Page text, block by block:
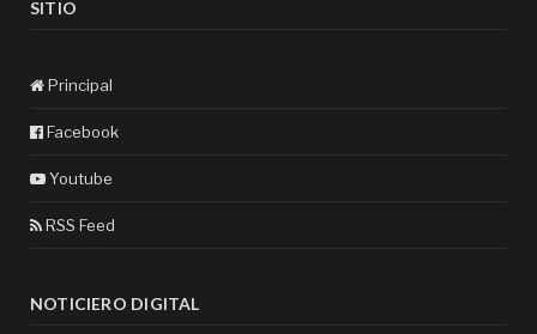
SITIO
Principal
Facebook
Youtube
RSS Feed
NOTICIERO DIGITAL